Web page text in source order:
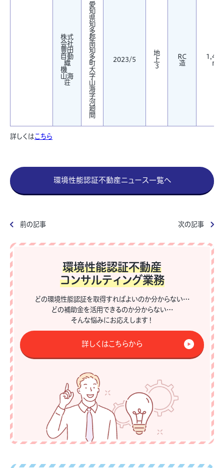
株式
会社
豊田
自動
織
機
山海
荘
愛
知
県
知
多
郡
南
知
多
町
大
字
山
海
字
河
廻
間
2023/5
地
上
3
RC
造
1,497
㎡
詳しくはこちら
環境性能認証不動産ニュース一覧へ
前の記事 次の記事
環境性能認証不動産
コンサルティング業務
どの環境性能認証を取得すればよいのか分からない…
どの補助金を活用できるのか分からない…
そんな悩みにお応えします！
詳しくはこちらから